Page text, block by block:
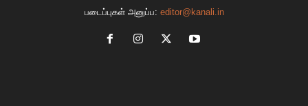
படைப்புகள் அனுப்ப: editor@kanali.in